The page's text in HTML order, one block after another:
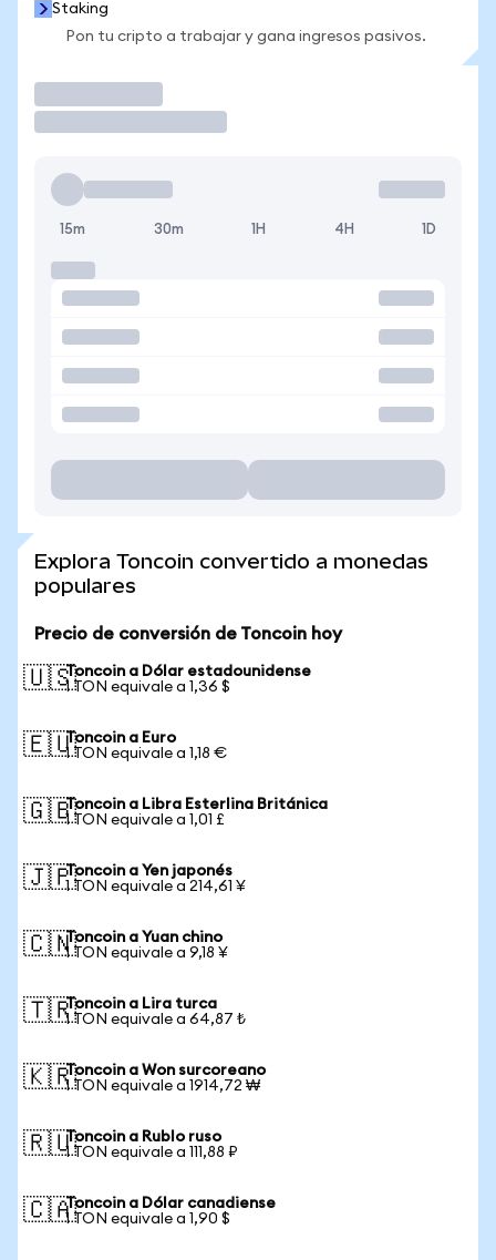
Staking
Pon tu cripto a trabajar y gana ingresos pasivos.
15m 30m 1H 4H 1D
Explora Toncoin convertido a monedas
populares
Precio de conversión de Toncoin hoy
🇺🇸Toncoin a Dólar estadounidense
1 TON equivale a 1,36 $
🇪🇺Toncoin a Euro
1 TON equivale a 1,18 €
🇬🇧Toncoin a Libra Esterlina Británica
1 TON equivale a 1,01 £
🇯🇵Toncoin a Yen japonés
1 TON equivale a 214,61 ¥
🇨🇳Toncoin a Yuan chino
1 TON equivale a 9,18 ¥
🇹🇷Toncoin a Lira turca
1 TON equivale a 64,87 ₺
🇰🇷Toncoin a Won surcoreano
1 TON equivale a 1914,72 ₩
🇷🇺Toncoin a Rublo ruso
1 TON equivale a 111,88 ₽
🇨🇦Toncoin a Dólar canadiense
1 TON equivale a 1,90 $